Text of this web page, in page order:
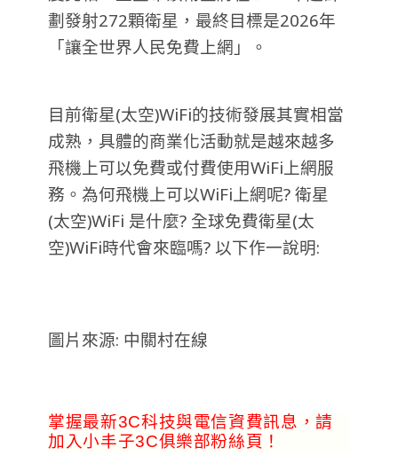
劃發射272顆衛星，最終目標是2026年
「讓全世界人民免費上網」。
目前衛星(太空)WiFi的技術發展其實相當
成熟，具體的商業化活動就是越來越多
飛機上可以免費或付費使用WiFi上網服
務。為何飛機上可以WiFi上網呢? 衛星
(太空)WiFi 是什麼? 全球免費衛星(太
空)WiFi時代會來臨嗎? 以下作一說明:
圖片來源: 中關村在線
掌握最新3C科技與電信資費訊息，請
加入小丰子3C俱樂部粉絲頁！